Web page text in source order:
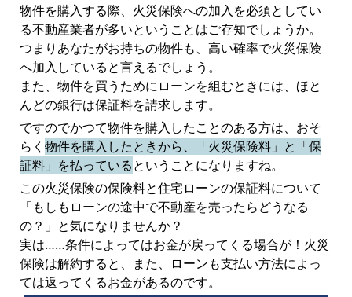
物件を購入する際、火災保険への加入を必須としてい
る不動産業者が多いということはご存知でしょうか。
つまりあなたがお持ちの物件も、高い確率で火災保険
へ加入していると言えるでしょう。
また、物件を買うためにローンを組むときには、ほと
んどの銀行は保証料を請求します。
ですのでかつて物件を購入したことのある方は、おそ
らく 物件を購入したときから、「火災保険料」と「保
証料」を払っているということになりますね。
この火災保険の保険料と住宅ローンの保証料について
「もしもローンの途中で不動産を売ったらどうなる
の？」と気になりませんか？
実は……条件によってはお金が戻ってくる場合が！火災
保険は解約すると、また、ローンも支払い方法によっ
ては返ってくるお金があるのです。